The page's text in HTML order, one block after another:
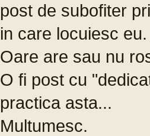
post de subofiter
in care locuiesc eu.
Oare are sau nu
O fi post cu
practica asta...
Multumesc.